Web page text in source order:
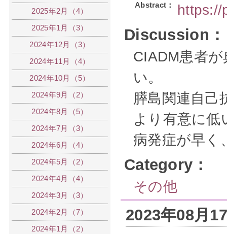
Abstract： https://
Discussion：
CIADM患者
い。
膵島関連自己
より有意に低
病発症が早く
Category：
その他
2023年08月
2025年2月（4）
2025年1月（3）
2024年12月（3）
2024年11月（4）
2024年10月（5）
2024年9月（2）
2024年8月（5）
2024年7月（3）
2024年6月（4）
2024年5月（2）
2024年4月（4）
2024年3月（3）
2024年2月（7）
2024年1月（2）